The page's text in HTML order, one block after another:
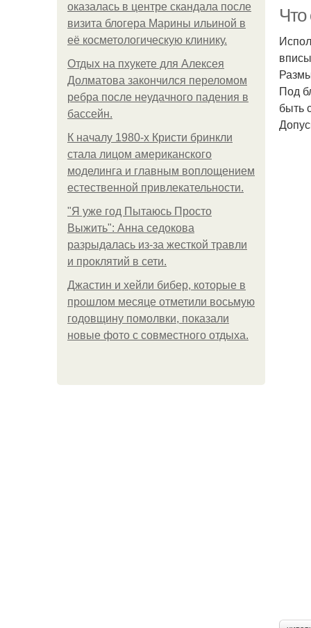
оказалась в центре скандала после
визита блогера Марины ильиной в
её косметологическую клинику.
Отдых на пхукете для Алексея
Долматова закончился переломом
ребра после неудачного падения в
бассейн.
К началу 1980-х Кристи бринкли
стала лицом американского
моделинга и главным воплощением
естественной привлекательности.
"Я уже год Пытаюсь Просто
Выжить": Анна седокова
разрыдалась из-за жесткой травли
и проклятий в сети.
Джастин и хейли бибер, которые в
прошлом месяце отметили восьмую
годовщину помолвки, показали
новые фото с совместного отдыха.
Что
Под
быть